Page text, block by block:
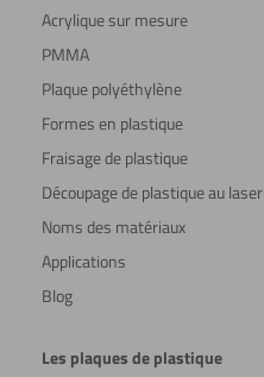
Acrylique sur mesure
PMMA
Plaque polyéthylène
Formes en plastique
Fraisage de plastique
Découpage de plastique au laser
Noms des matériaux
Applications
Blog
Les plaques de plastique